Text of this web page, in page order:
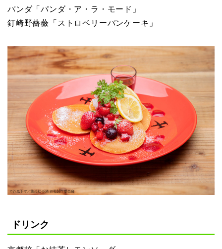
パンダ「パンダ・ア・ラ・モード」
釘崎野薔薇「ストロベリーパンケーキ」
ドリンク